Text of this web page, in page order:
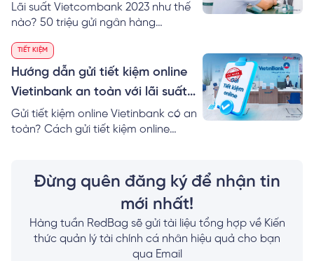
Lãi suất Vietcombank 2023 như thế
nào? 50 triệu gửi ngân hàng
nên gửi 10, 50, 100 triệu vào ngân
hàng Vietcombank? Tìm hiểu ngay!
TIẾT KIỆM
Hướng dẫn gửi tiết kiệm online
Vietinbank an toàn với lãi suất
cực tốt
Gửi tiết kiệm online Vietinbank có an
toàn? Cách gửi tiết kiệm online
Xem ngay cùng RedBag!
Đừng quên đăng ký để nhận tin
mới nhất!
Hàng tuần RedBag sẽ gửi tài liệu tổng hợp về Kiến
thức quản lý tài chính cá nhân hiệu quả cho bạn
qua Email